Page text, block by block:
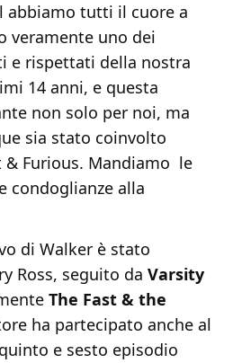
abbiamo tutti il cuore a
veramente uno dei
e rispettati della nostra
14 anni, e questa
non solo per noi, ma
sia stato coinvolto
& Furious. Mandiamo le
condoglianze alla
di Walker è stato
Ross, seguito da Varsity
The Fast & the
ha partecipato anche al
e sesto episodio